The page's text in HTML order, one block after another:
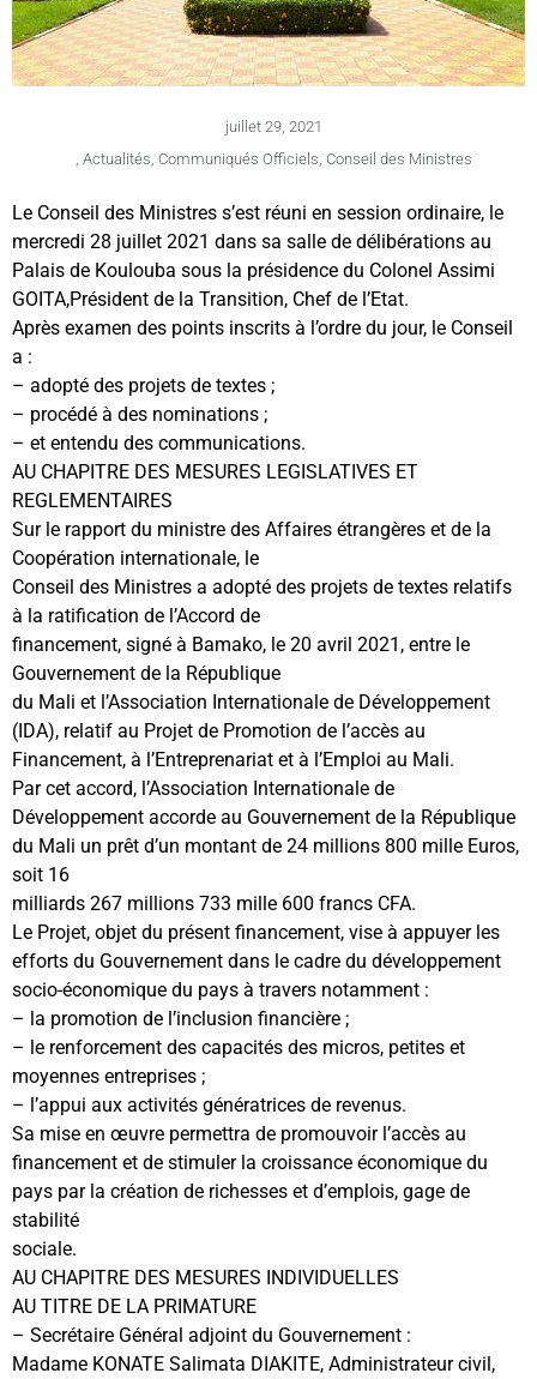
juillet 29, 2021
Actualités Communiqués Officiels Conseil des Ministres
Le Conseil des Ministres s’est réuni en session ordinaire, le
mercredi 28 juillet 2021 dans sa salle de délibérations au
Palais de Koulouba sous la présidence du Colonel Assimi
GOITA,Président de la Transition, Chef de l’Etat.
Après examen des points inscrits à l’ordre du jour, le Conseil
a :
– adopté des projets de textes ;
– procédé à des nominations ;
– et entendu des communications.
AU CHAPITRE DES MESURES LEGISLATIVES ET
REGLEMENTAIRES
Sur le rapport du ministre des Affaires étrangères et de la
Coopération internationale, le
Conseil des Ministres a adopté des projets de textes relatifs
à la ratification de l’Accord de
financement, signé à Bamako, le 20 avril 2021, entre le
Gouvernement de la République
du Mali et l’Association Internationale de Développement
(IDA), relatif au Projet de Promotion de l’accès au
Financement, à l’Entreprenariat et à l’Emploi au Mali.
Par cet accord, l’Association Internationale de
Développement accorde au Gouvernement de la République
du Mali un prêt d’un montant de 24 millions 800 mille Euros,
soit 16
milliards 267 millions 733 mille 600 francs CFA.
Le Projet, objet du présent financement, vise à appuyer les
efforts du Gouvernement dans le cadre du développement
socio-économique du pays à travers notamment :
– la promotion de l’inclusion financière ;
– le renforcement des capacités des micros, petites et
moyennes entreprises ;
– l’appui aux activités génératrices de revenus.
Sa mise en œuvre permettra de promouvoir l’accès au
financement et de stimuler la croissance économique du
pays par la création de richesses et d’emplois, gage de
stabilité
sociale.
AU CHAPITRE DES MESURES INDIVIDUELLES
AU TITRE DE LA PRIMATURE
– Secrétaire Général adjoint du Gouvernement :
Madame KONATE Salimata DIAKITE, Administrateur civil,